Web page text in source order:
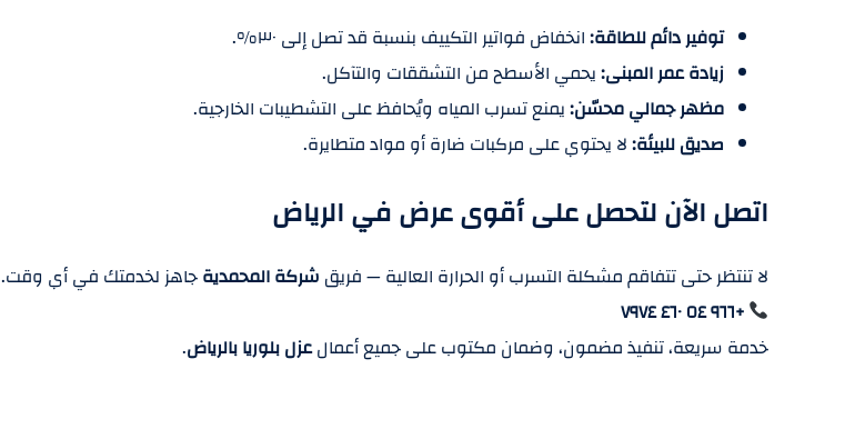
توفير دائم للطاقة:انخفاض فواتير التكييف بنسبة قد تصل إلى ٣٠%.
زيادة عمر المبنى:يحمي الأسطح من التشققات والتآكل.
مظهر جمالي محسّن:يمنع تسرب المياه ويُحافظ على التشطيبات الخارجية.
صديق للبيئة:لا يحتوي على مركبات ضارة أو مواد متطايرة.
اتصل الآن لتحصل على أقوى عرض في الرياض
لا تنتظر حتى تتفاقم مشكلة التسرب أو الحرارة العالية — فريق شركة المحمديةجاهز لخدمتك في أي وقت.
+٩٦٦ ٥٤ ٤٦٠ ٧٩٧٤
خدمة سريعة، تنفيذ مضمون، وضمان مكتوب على جميع أعمالعزل بلوريا بالرياض.